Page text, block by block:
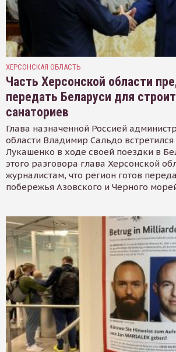
ХЕРСОНСКАЯ ОБЛАСТЬ
Часть Херсонской области
передать Беларуси для
санаториев
Глава назначенной Россией
области Владимир Сальдо
Лукашенко в ходе своей поездки в
этого разговора глава Херсонской
журналистам, что регион готов
побережья Азовского и Черного